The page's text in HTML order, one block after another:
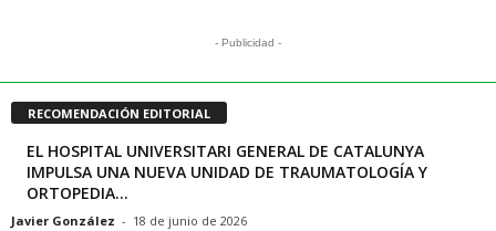
- Publicidad -
RECOMENDACIÓN EDITORIAL
EL HOSPITAL UNIVERSITARI GENERAL DE CATALUNYA
IMPULSA UNA NUEVA UNIDAD DE TRAUMATOLOGÍA Y
ORTOPEDIA...
Javier González - 18 de junio de 2026